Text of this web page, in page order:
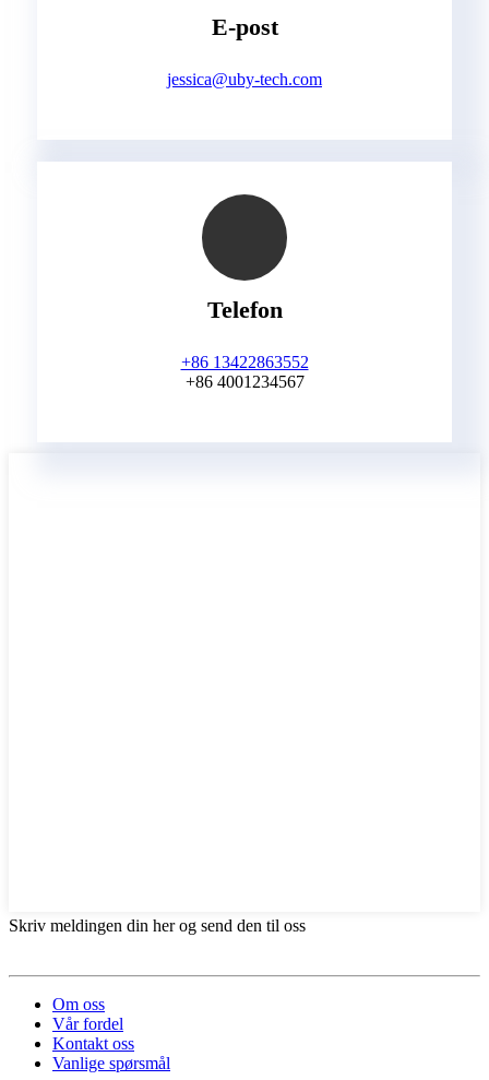
E-post
jessica@uby-tech.com
Telefon
+86 13422863552
+86 4001234567
Skriv meldingen din her og send den til oss
Om oss
Vår fordel
Kontakt oss
Vanlige spørsmål